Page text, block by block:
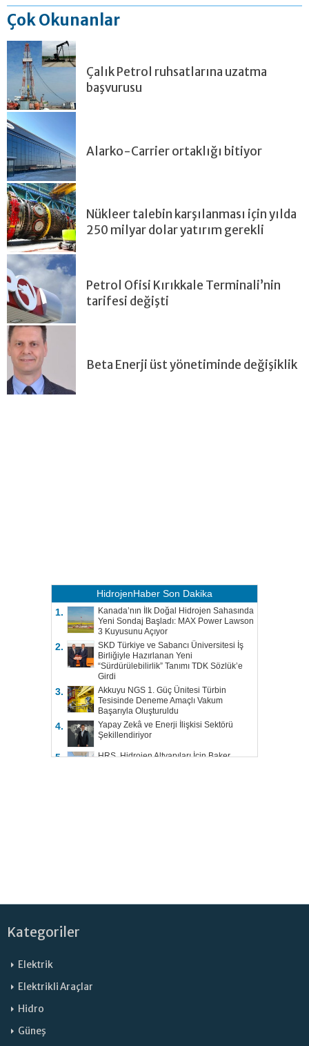
Çok Okunanlar
Çalık Petrol ruhsatlarına uzatma
başvurusu
Alarko-Carrier ortaklığı bitiyor
Nükleer talebin karşılanması için yılda
250 milyar dolar yatırım gerekli
Petrol Ofisi Kırıkkale Terminali’nin
tarifesi değişti
Beta Enerji üst yönetiminde değişiklik
HidrojenHaber Son Dakika
1.
Kanada’nın İlk Doğal Hidrojen Sahasında
Yeni Sondaj Başladı: MAX Power Lawson
3 Kuyusunu Açıyor
2.
SKD Türkiye ve Sabancı Üniversitesi İş
Birliğiyle Hazırlanan Yeni
“Sürdürülebilirlik” Tanımı TDK Sözlük’e
Girdi
3.
Akkuyu NGS 1. Güç Ünitesi Türbin
Tesisinde Deneme Amaçlı Vakum
Başarıyla Oluşturuldu
4.
Yapay Zekâ ve Enerji İlişkisi Sektörü
Şekillendiriyor
5.
HRS, Hidrojen Altyapıları İçin Baker
Kategoriler
Elektrik
Elektrikli Araçlar
Hidro
Güneş